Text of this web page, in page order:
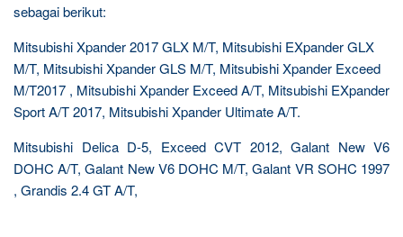
sebagai berikut:
Mitsubishi Xpander 2017 GLX M/T, Mitsubishi EXpander GLX
M/T, Mitsubishi Xpander GLS M/T, Mitsubishi Xpander Exceed
M/T2017 , Mitsubishi Xpander Exceed A/T, Mitsubishi EXpander
Sport A/T 2017, Mitsubishi Xpander Ultimate A/T.
Mitsubishi Delica D-5, Exceed CVT 2012, Galant New V6
DOHC A/T, Galant New V6 DOHC M/T, Galant VR SOHC 1997
, Grandis 2.4 GT A/T,